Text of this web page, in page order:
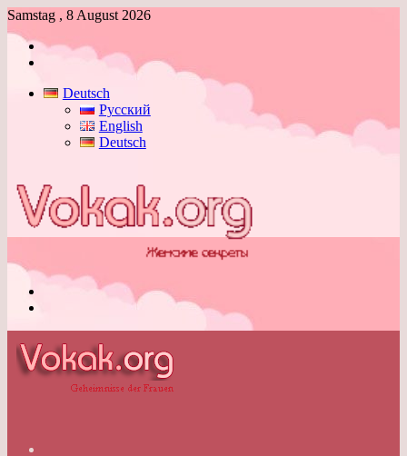
Samstag , 8 August 2026
Anmelden
Deutsch
Русский
English
Deutsch